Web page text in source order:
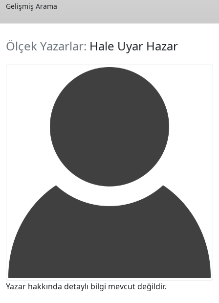
Gelişmiş Arama
Ölçek Yazarlar: Hale Uyar Hazar
Yazar hakkında detaylı bilgi mevcut değildir.